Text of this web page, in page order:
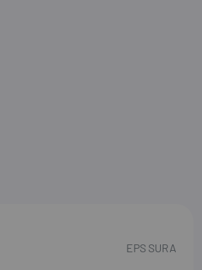
EPS SURA